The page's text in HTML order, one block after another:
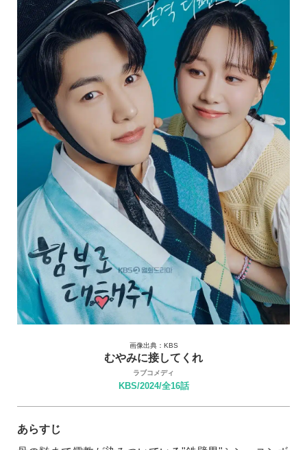
画像出典：KBS
むやみに接してくれ
ラブコメディ
KBS/2024/全16話
あらすじ